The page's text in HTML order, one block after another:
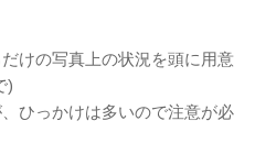
けの写真上の状況を頭に用意
)
ひっかけは多いので注意が必